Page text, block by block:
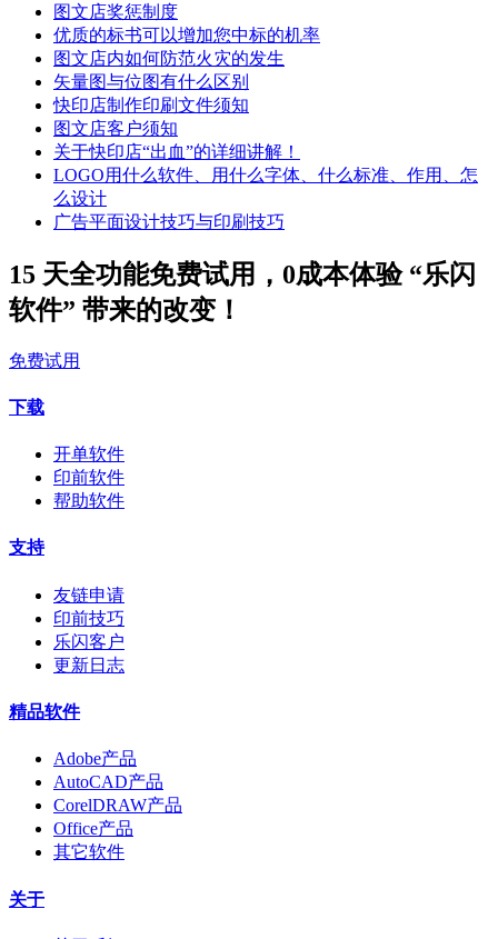
图文店奖惩制度
优质的标书可以增加您中标的机率
图文店内如何防范火灾的发生
矢量图与位图有什么区别
快印店制作印刷文件须知
图文店客户须知
关于快印店“出血”的详细讲解！
LOGO用什么软件、用什么字体、什么标准、作用、怎
么设计
广告平面设计技巧与印刷技巧
15 天全功能免费试用，0成本体验 “乐闪
软件” 带来的改变！
免费试用
下载
开单软件
印前软件
帮助软件
支持
友链申请
印前技巧
乐闪客户
更新日志
精品软件
Adobe产品
AutoCAD产品
CorelDRAW产品
Office产品
其它软件
关于